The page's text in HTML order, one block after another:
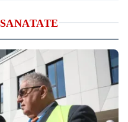
SANATATE